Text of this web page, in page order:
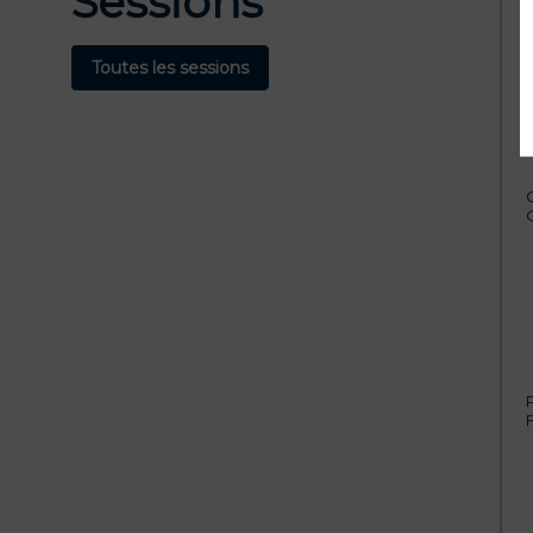
Toutes les sessions